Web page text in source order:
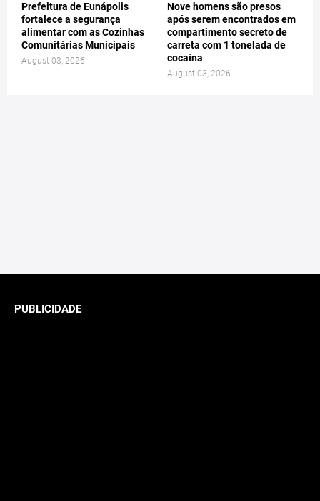
Prefeitura de Eunápolis
fortalece a segurança
alimentar com as Cozinhas
Comunitárias Municipais
August 03, 2026
Nove homens são presos
após serem encontrados em
compartimento secreto de
carreta com 1 tonelada de
cocaína
August 03, 2026
PUBLICIDADE